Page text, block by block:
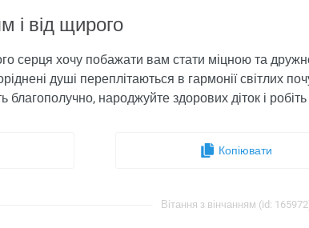
і від щирого
серця хочу побажати вам стати міцною та
душі переплітаються в гармонії світлих
благополучно, народжуйте здорових діток і
Копіювати
Вітання з вінчанням (id: